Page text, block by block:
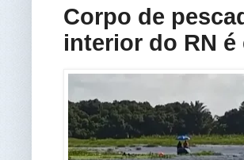
Corpo de
interior do RN